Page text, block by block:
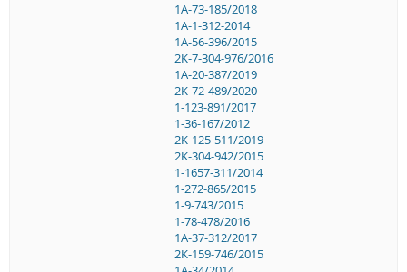
1A-73-185/2018
1A-1-312-2014
1A-56-396/2015
2K-7-304-976/2016
1A-20-387/2019
2K-72-489/2020
1-123-891/2017
1-36-167/2012
2K-125-511/2019
2K-304-942/2015
1-1657-311/2014
1-272-865/2015
1-9-743/2015
1-78-478/2016
1A-37-312/2017
2K-159-746/2015